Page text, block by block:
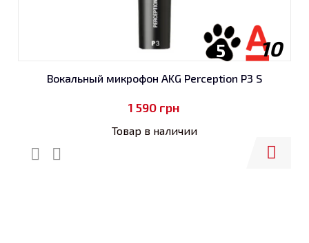
10
5
Вокальный микрофон AKG Perception P3 S
1 590 грн
Товар в наличии